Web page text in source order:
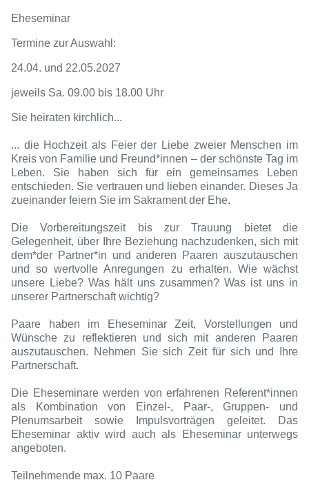
Eheseminar
Termine zur Auswahl:
24.04. und 22.05.2027
jeweils Sa. 09.00 bis 18.00 Uhr
Sie heiraten kirchlich...
... die Hochzeit als Feier der Liebe zweier Menschen im
Kreis von Familie und Freund*innen – der schönste Tag im
Leben. Sie haben sich für ein gemeinsames Leben
entschieden. Sie vertrauen und lieben einander. Dieses Ja
zueinander feiern Sie im Sakrament der Ehe.
Die Vorbereitungszeit bis zur Trauung bietet die
Gelegenheit, über Ihre Beziehung nachzudenken, sich mit
dem*der Partner*in und anderen Paaren auszutauschen
und so wertvolle Anregungen zu erhalten. Wie wächst
unsere Liebe? Was hält uns zusammen? Was ist uns in
unserer Partnerschaft wichtig?
Paare haben im Eheseminar Zeit, Vorstellungen und
Wünsche zu reflektieren und sich mit anderen Paaren
auszutauschen. Nehmen Sie sich Zeit für sich und Ihre
Partnerschaft.
Die Eheseminare werden von erfahrenen Referent*innen
als Kombination von Einzel-, Paar-, Gruppen- und
Plenumsarbeit sowie Impulsvorträgen geleitet. Das
Eheseminar aktiv wird auch als Eheseminar unterwegs
angeboten.
Teilnehmende max. 10 Paare